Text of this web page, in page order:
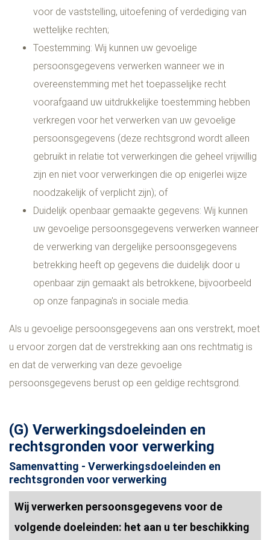
voor de vaststelling, uitoefening of verdediging van
wettelijke rechten;
Toestemming: Wij kunnen uw gevoelige
persoonsgegevens verwerken wanneer we in
overeenstemming met het toepasselijke recht
voorafgaand uw uitdrukkelijke toestemming hebben
verkregen voor het verwerken van uw gevoelige
persoonsgegevens (deze rechtsgrond wordt alleen
gebruikt in relatie tot verwerkingen die geheel vrijwillig
zijn en niet voor verwerkingen die op enigerlei wijze
noodzakelijk of verplicht zijn); of
Duidelijk openbaar gemaakte gegevens: Wij kunnen
uw gevoelige persoonsgegevens verwerken wanneer
de verwerking van dergelijke persoonsgegevens
betrekking heeft op gegevens die duidelijk door u
openbaar zijn gemaakt als betrokkene, bijvoorbeeld
op onze fanpagina's in sociale media.
Als u gevoelige persoonsgegevens aan ons verstrekt, moet
u ervoor zorgen dat de verstrekking aan ons rechtmatig is
en dat de verwerking van deze gevoelige
persoonsgegevens berust op een geldige rechtsgrond.
(G) Verwerkingsdoeleinden en
rechtsgronden voor verwerking
Samenvatting - Verwerkingsdoeleinden en
rechtsgronden voor verwerking
Wij verwerken persoonsgegevens voor de
volgende doeleinden: het aan u ter beschikking